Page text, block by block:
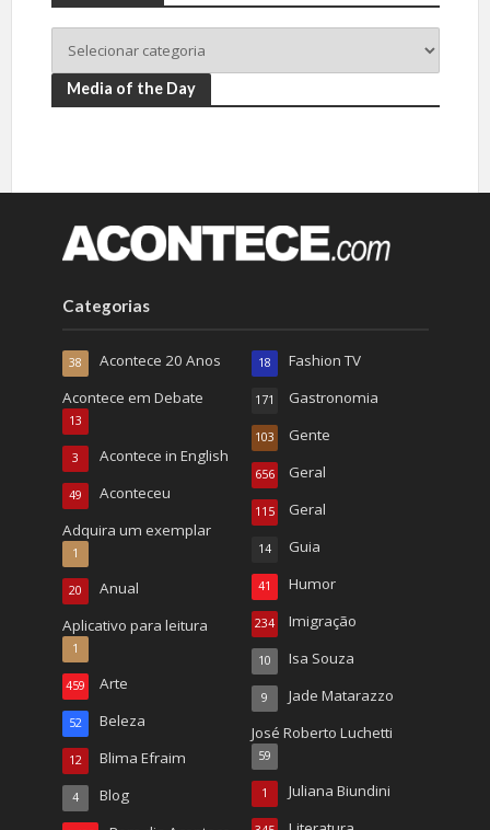
Media of the Day
Categorias
Acontece 20 Anos
38
Acontece em Debate
13
Acontece in English
3
Aconteceu
49
Adquira um exemplar
1
Anual
20
Aplicativo para leitura
1
Arte
459
Beleza
52
Blima Efraim
12
Blog
4
Fashion TV
18
Gastronomia
171
Gente
103
Geral
656
Geral
115
Guia
14
Humor
41
Imigração
234
Isa Souza
10
Jade Matarazzo
9
José Roberto Luchetti
59
Juliana Biundini
1